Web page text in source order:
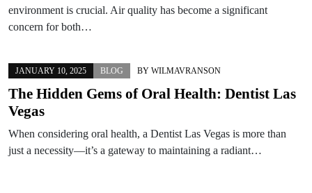
environment is crucial. Air quality has become a significant
concern for both…
JANUARY 10, 2025 BLOG BY WILMAVRANSON
The Hidden Gems of Oral Health: Dentist Las
Vegas
When considering oral health, a Dentist Las Vegas is more than
just a necessity—it’s a gateway to maintaining a radiant…